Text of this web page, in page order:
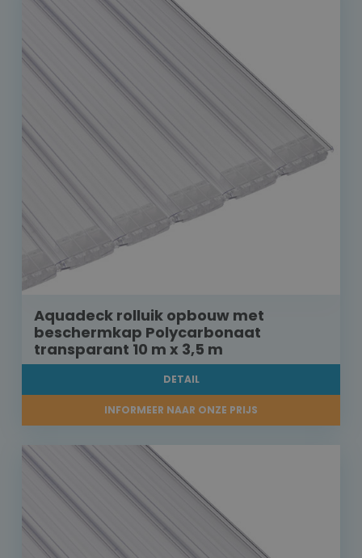
Aquadeck rolluik opbouw met
beschermkap Polycarbonaat
transparant 10 m x 3,5 m
DETAIL
INFORMEER NAAR ONZE PRIJS